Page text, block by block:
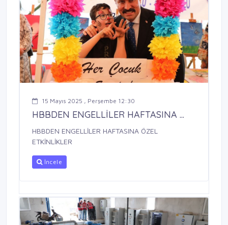
15 Mayıs 2025 , Perşembe 12:30
HBBDEN ENGELLİLER HAFTASINA ...
HBBDEN ENGELLİLER HAFTASINA ÖZEL
ETKİNLİKLER
İncele